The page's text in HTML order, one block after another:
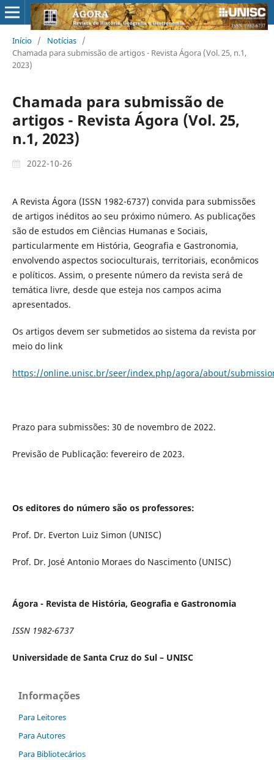
Início / Notícias /
Chamada para submissão de artigos - Revista Ágora (Vol. 25, n.1,
2023)
Chamada para submissão de
artigos - Revista Ágora (Vol. 25,
n.1, 2023)
2022-10-26
A Revista Ágora (ISSN 1982-6737) convida para submissões
de artigos inéditos ao seu próximo número. As publicações
são de estudos em Ciências Humanas e Sociais,
particularmente em História, Geografia e Gastronomia,
envolvendo aspectos socioculturais, territoriais, econômicos
e políticos. Assim, o presente número da revista será de
temática livre, desde que esteja nos campos acima
apresentados.
Os artigos devem ser submetidos ao sistema da revista por
meio do link
https://online.unisc.br/seer/index.php/agora/about/
Prazo para submissões: 30 de novembro de 2022.
Previsão de Publicação: fevereiro de 2023.
Os editores do número são os professores:
Prof. Dr. Everton Luiz Simon (UNISC)
Prof. Dr. José Antonio Moraes do Nascimento (UNISC)
Ágora - Revista de História, Geografia e Gastronomia
ISSN 1982-6737
Universidade de Santa Cruz do Sul – UNISC
Informações
Para Leitores
Para Autores
Para Bibliotecários